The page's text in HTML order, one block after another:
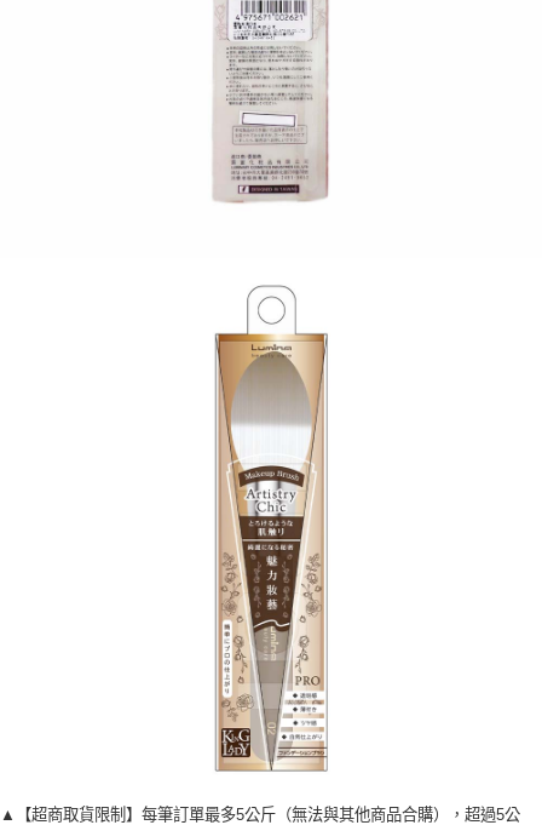
▲【超商取貨限制】每筆訂單最多5公斤（無法與其他商品合購），超過5公